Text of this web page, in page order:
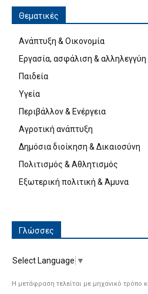
Θεματικές
Ανάπτυξη & Οικονομία
Εργασία, ασφάλιση & αλληλεγγύη
Παιδεία
Υγεία
Περιβάλλον & Ενέργεια
Αγροτική ανάπτυξη
Δημόσια διοίκηση & Δικαιοσύνη
Πολιτισμός & Αθλητισμός
Εξωτερική πολιτική & Άμυνα
Γλώσσες
Select Language ▼
Η μετάφραση τελείται με μηχανικό τρόπο